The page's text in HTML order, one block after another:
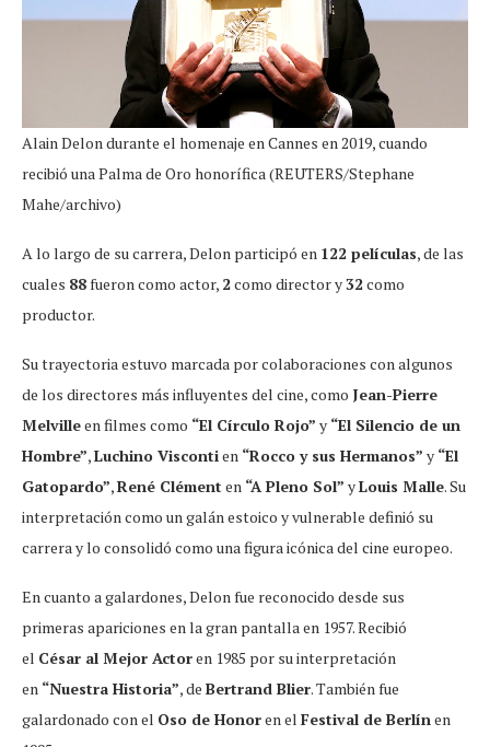
Alain Delon durante el homenaje en Cannes en 2019, cuando
recibió una Palma de Oro honorífica (REUTERS/Stephane
Mahe/archivo)
A lo largo de su carrera, Delon participó en 122 películas, de las
cuales 88fueron como actor, 2como director y32como
productor.
Su trayectoria estuvo marcada por colaboraciones con algunos
de los directores más influyentes del cine, como Jean-Pierre
Melvilleen filmes como “El Círculo Rojo” y “El Silencio de un
Hombre”,Luchino Viscontien “Rocco y sus Hermanos” y “El
Gatopardo”,René Clément en “A Pleno Sol” yLouis Malle. Su
interpretación como un galán estoico y vulnerable definió su
carrera y lo consolidó como una figura icónica del cine europeo.
En cuanto a galardones, Delon fue reconocido desde sus
primeras apariciones en la gran pantalla en 1957. Recibió
el César al Mejor Actoren 1985 por su interpretación
en “Nuestra Historia”, de Bertrand Blier. También fue
galardonado con el Oso de Honoren el Festival de Berlínen